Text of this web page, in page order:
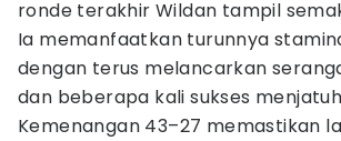
ronde terakhir Wildan tampil
Ia memanfaatkan turunnya
dengan terus melancarkan
dan beberapa kali sukses
Kemenangan 43–27 memastikan